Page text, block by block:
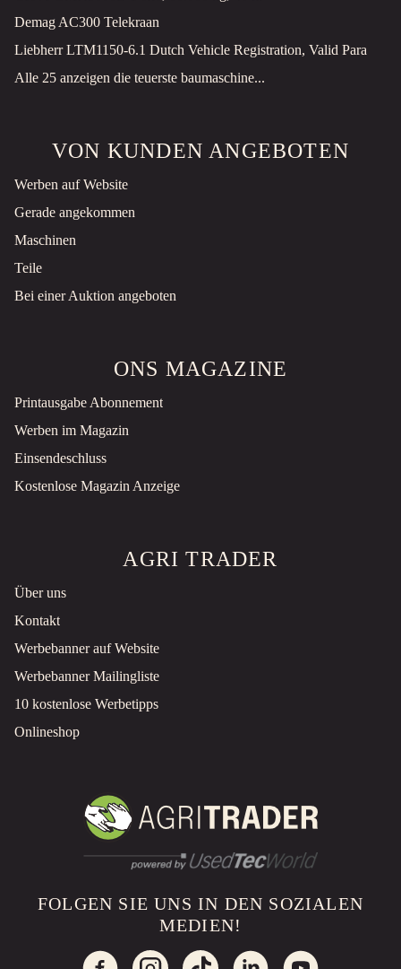
Demag AC300 Telekraan
Liebherr LTM1150-6.1 Dutch Vehicle Registration, Valid Para
Alle 25 anzeigen die teuerste baumaschine...
VON KUNDEN ANGEBOTEN
Werben auf Website
Gerade angekommen
Maschinen
Teile
Bei einer Auktion angeboten
ONS MAGAZINE
Printausgabe Abonnement
Werben im Magazin
Einsendeschluss
Kostenlose Magazin Anzeige
AGRI TRADER
Über uns
Kontakt
Werbebanner auf Website
Werbebanner Mailingliste
10 kostenlose Werbetipps
Onlineshop
FOLGEN SIE UNS IN DEN SOZIALEN
MEDIEN!